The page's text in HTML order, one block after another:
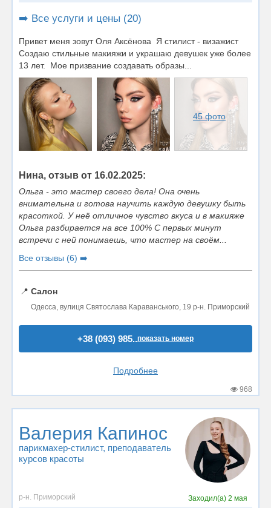
➡️ Все услуги и цены (20)
Привет меня зовут Оля Аксёнова Я стилист - визажист
Создаю стильные макияжи и украшаю девушек уже более
13 лет. Мое призвание создавать образы...
45 фото
Нина, отзыв от 16.02.2025:
Ольга - это мастер своего дела! Она очень
внимательна и готова научить каждую девушку быть
красоткой. У неё отличное чувство вкуса и в макияже
Ольга разбирается на все 100% С первых минут
встречи с ней понимаешь, что мастер на своём...
Все отзывы (6) ➡️
📍 Салон
Одесса, вулиця Святослава Караванського, 19 р-н. Приморский
+38 (093) 985..показать номер
Подробнее
968
Валерия Капинос
парикмахер-стилист, преподаватель
курсов красоты
р-н. Приморский Заходил(а)2 мая